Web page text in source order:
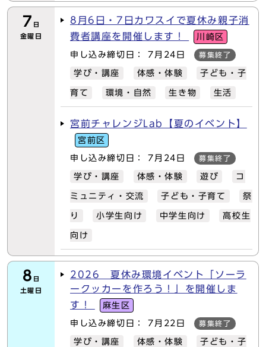
7 日
金曜日
8月6日・7日カワスイで夏休み親子消
費者講座を開催します！
川崎区
申し込み締切日： 7月24日 募集終了
学び・講座 体感・体験 子ども・子
育て 環境・自然 生き物 生活
宮前チャレンジLab【夏のイベント】
宮前区
申し込み締切日： 7月24日 募集終了
学び・講座 体感・体験 遊び コ
ミュニティ・交流 子ども・子育て 祭
り 小学生向け 中学生向け 高校生
向け
8 日
土曜日
2026 夏休み環境イベント「ソーラ
ークッカーを作ろう！」を開催しま
す！
麻生区
申し込み締切日： 7月22日 募集終了
学び・講座 体感・体験 子ども・子